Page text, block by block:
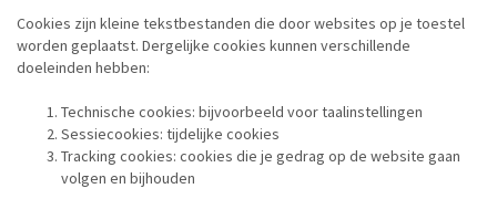
Cookies zijn kleine tekstbestanden die door websites op je toestel
worden geplaatst. Dergelijke cookies kunnen verschillende
doeleinden hebben:
Technische cookies: bijvoorbeeld voor taalinstellingen
Sessiecookies: tijdelijke cookies
Tracking cookies: cookies die je gedrag op de website gaan
volgen en bijhouden